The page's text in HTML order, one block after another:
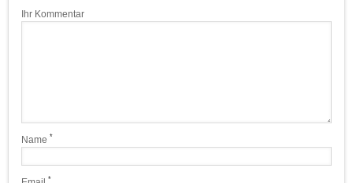
Ihr Kommentar
Name *
*